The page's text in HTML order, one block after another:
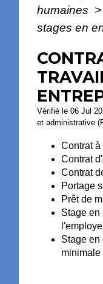
humaines >
stages en
Vérifié le 06 Jul
et administrative
Contrat
Contrat
Contrat
Portage
Prêt de
Stage en
Stage en
minimale